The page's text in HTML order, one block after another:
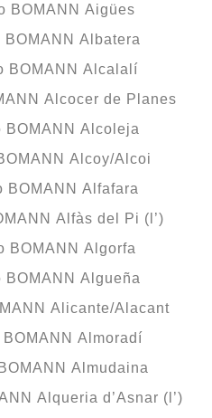
BOMANN Aigües
Albatera
BOMANN Alcalalí
Alcocer de Planes
Alcoleja
Alcoy/Alcoi
BOMANN Alfafara
Alfàs del Pi (l’)
BOMANN Algorfa
Algueña
Alicante/Alacant
Almoradí
Almudaina
Alqueria d’Asnar (l’)